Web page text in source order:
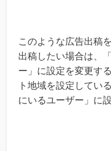
このような広告出稿
出稿したい場合は、
ー」に設定を変更す
ト地域を設定してい
にいるユーザー」に